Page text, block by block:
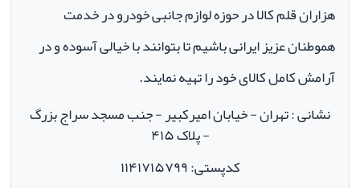
هزاران قلم کالا در حوزه لوازم جانبی خودرو در خدمت
هموطنان عزیز ایرانی باشیم تا بتوانند با خیالی آسوده و در
آرامش کامل کالای خود را تهیه نمایند.
نشانی : تهران - خیابان امیرکبیر - جنب مسجد سراج بزرگ
- پلاک ۴۱۵
کدپستی: ۱۱۴۱۷۱۵۷۹۹